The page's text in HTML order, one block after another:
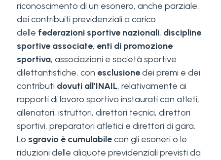
riconoscimento di un esonero, anche parziale,
dei contribuiti previdenziali a carico
delle federazioni sportive nazionali, discipline
sportive associate, enti di promozione
sportiva, associazioni e società sportive
dilettantistiche, con esclusionedei premi e dei
contributi dovuti all’INAIL, relativamente ai
rapporti di lavoro sportivo instaurati con atleti,
allenatori, istruttori, direttori tecnici, direttori
sportivi, preparatori atletici e direttori di gara.
Lo sgravio è cumulabilecon gli esoneri o le
riduzioni delle aliquote previdenziali previsti da